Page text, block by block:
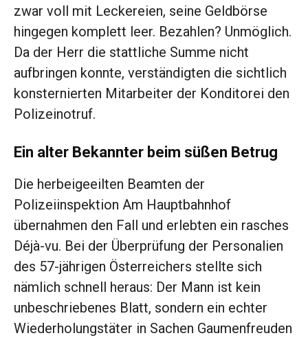
zwar voll mit Leckereien, seine Geldbörse
hingegen komplett leer. Bezahlen? Unmöglich.
Da der Herr die stattliche Summe nicht
aufbringen konnte, verständigten die sichtlich
konsternierten Mitarbeiter der Konditorei den
Polizeinotruf.
Ein alter Bekannter beim süßen Betrug
Die herbeigeeilten Beamten der
Polizeiinspektion Am Hauptbahnhof
übernahmen den Fall und erlebten ein rasches
Déjà-vu. Bei der Überprüfung der Personalien
des 57-jährigen Österreichers stellte sich
nämlich schnell heraus: Der Mann ist kein
unbeschriebenes Blatt, sondern ein echter
Wiederholungstäter in Sachen Gaumenfreuden